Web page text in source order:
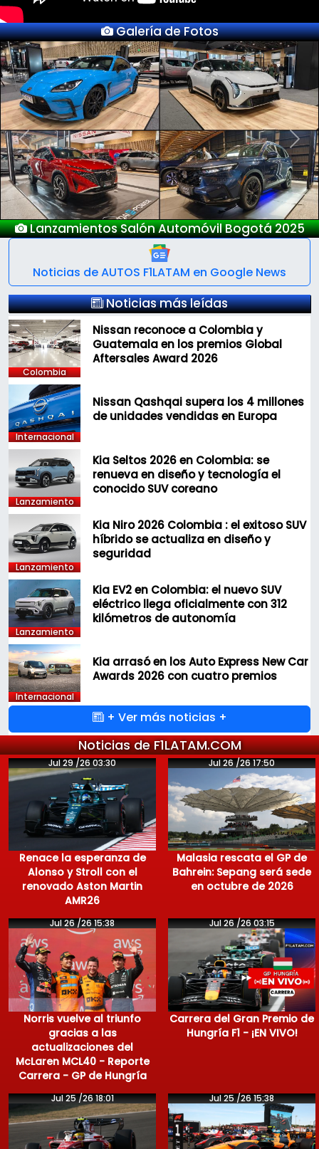
Galería de Fotos
Nuevo Deepal S05
Previous Next
Noticias de AUTOS F1LATAM en Google News
Noticias más leídas
Colombia
Nissan reconoce a Colombia y
Guatemala en los premios Global
Aftersales Award 2026
Internacional
Nissan Qashqai supera los 4 millones
de unidades vendidas en Europa
Lanzamiento
Kia Seltos 2026 en Colombia: se
renueva en diseño y tecnología el
conocido SUV coreano
Lanzamiento
Kia Niro 2026 Colombia : el exitoso SUV
híbrido se actualiza en diseño y
seguridad
Lanzamiento
Kia EV2 en Colombia: el nuevo SUV
eléctrico llega oficialmente con 312
kilómetros de autonomía
Internacional
Kia arrasó en los Auto Express New Car
Awards 2026 con cuatro premios
+ Ver más noticias +
Noticias de F1LATAM.COM
Jul 29 /26 03:30
Renace la esperanza de
Alonso y Stroll con el
renovado Aston Martin
AMR26
Jul 26 /26 17:50
Malasia rescata el GP de
Bahrein: Sepang será sede
en octubre de 2026
Jul 26 /26 15:38
Norris vuelve al triunfo
gracias a las
actualizaciones del
McLaren MCL40 - Reporte
Carrera - GP de Hungría
Jul 26 /26 03:15
Carrera del Gran Premio de
Hungría F1 - ¡EN VIVO!
Jul 25 /26 18:01 Jul 25 /26 15:38